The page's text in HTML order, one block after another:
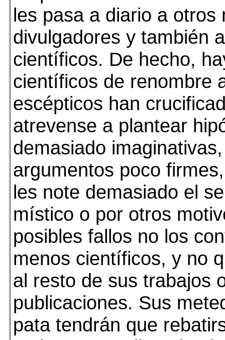
les pasa a diario a otros
divulgadores y también
científicos. De hecho,
científicos de renombre
escépticos han
atrevense a plantear
demasiado
argumentos poco
les note demasiado el
místico o por otros
posibles fallos no los
menos científicos, y no
al resto de sus trabajos
publicaciones. Sus
pata tendrán que